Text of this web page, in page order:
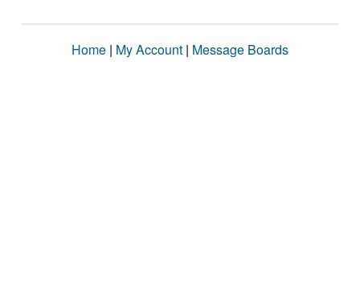
Home | My Account | Message Boards